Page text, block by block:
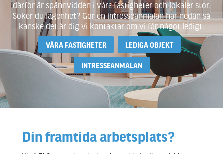
därför är spännvidden i våra fastigheter och lokaler stor.
Söker du lägenhet? Gör en intresseanmälan här nedan så
kanske det är dig vi kontaktar om vi får något ledigt.
VÅRA FASTIGHETER LEDIGA OBJEKT
INTRESSEANMÄLAN
Din framtida arbetsplats?